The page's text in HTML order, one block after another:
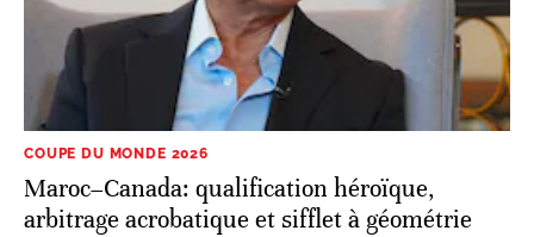
COUPE DU MONDE 2026
Maroc–Canada: qualification héroïque,
arbitrage acrobatique et sifflet à géométrie
variable